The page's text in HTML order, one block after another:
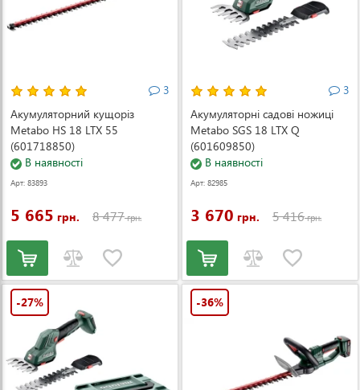
3
Акумуляторний кущоріз
Metabo HS 18 LTX 55
(601718850)
В наявності
Арт: 83893
5 665 грн. 8 477грн.
3
Акумуляторні садові ножиці
Metabo SGS 18 LTX Q
(601609850)
В наявності
Арт: 82985
3 670 грн. 5 416грн.
-27% -36%